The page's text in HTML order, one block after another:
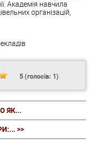
Академія навчила
організацій,
5(голосів: 1)
ЯК...
>>